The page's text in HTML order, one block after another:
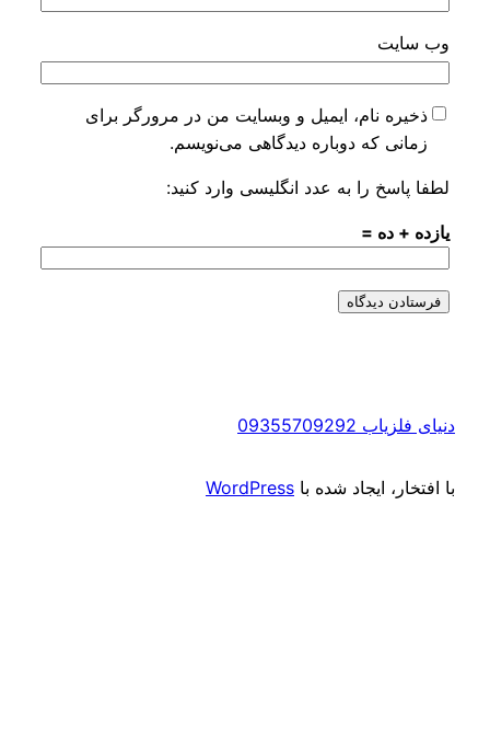
وب‌ سایت
ذخیره نام، ایمیل و وبسایت من در مرورگر برای
زمانی که دوباره دیدگاهی می‌نویسم.
لطفا پاسخ را به عدد انگلیسی وارد کنید:
یازده + ده =
دنیای فلزیاب 09355709292
با افتخار، ایجاد شده باWordPress